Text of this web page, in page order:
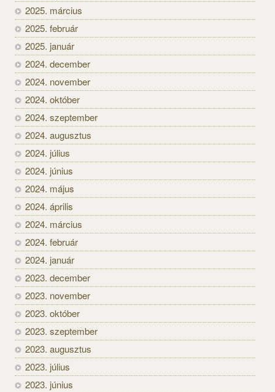
2025. március
2025. február
2025. január
2024. december
2024. november
2024. október
2024. szeptember
2024. augusztus
2024. július
2024. június
2024. május
2024. április
2024. március
2024. február
2024. január
2023. december
2023. november
2023. október
2023. szeptember
2023. augusztus
2023. július
2023. június